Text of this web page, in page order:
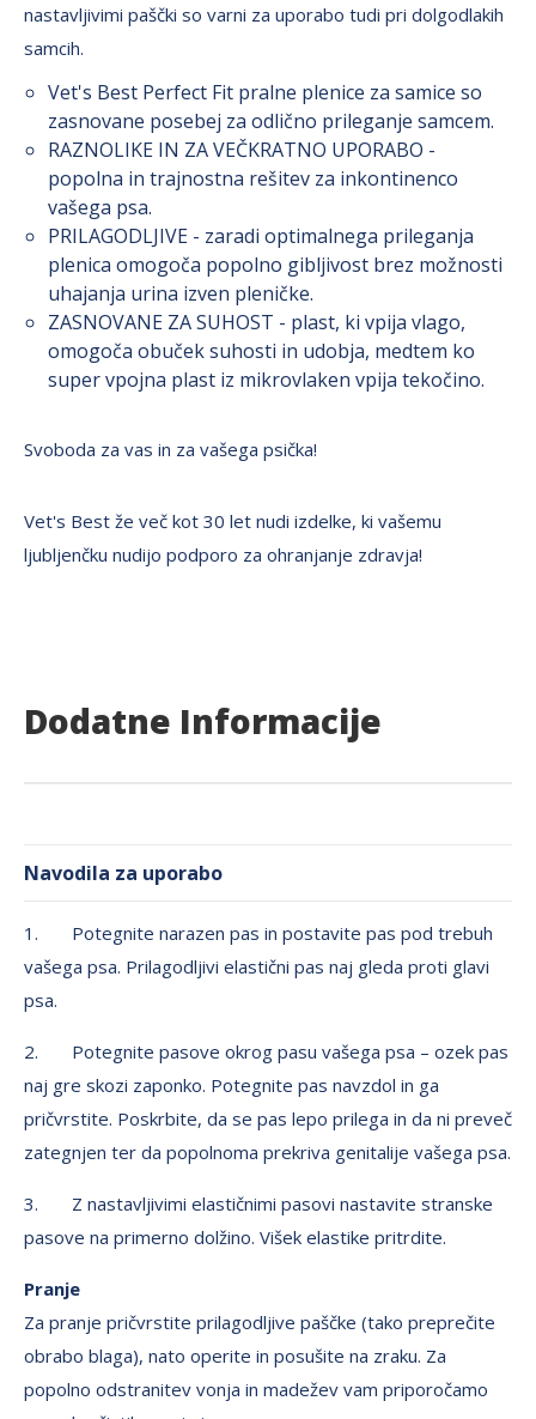
nastavljivimi paščki so varni za uporabo tudi pri dolgodlakih
samcih.
Vet's Best Perfect Fit pralne plenice za samice so
zasnovane posebej za odlično prileganje samcem.
RAZNOLIKE IN ZA VEČKRATNO UPORABO -
popolna in trajnostna rešitev za inkontinenco
vašega psa.
PRILAGODLJIVE - zaradi optimalnega prileganja
plenica omogoča popolno gibljivost brez možnosti
uhajanja urina izven pleničke.
ZASNOVANE ZA SUHOST - plast, ki vpija vlago,
omogoča obuček suhosti in udobja, medtem ko
super vpojna plast iz mikrovlaken vpija tekočino.
Svoboda za vas in za vašega psička!
Vet's Best že več kot 30 let nudi izdelke, ki vašemu
ljubljenčku nudijo podporo za ohranjanje zdravja!
Dodatne Informacije
Navodila za uporabo
1. Potegnite narazen pas in postavite pas pod trebuh
vašega psa. Prilagodljivi elastični pas naj gleda proti glavi
psa.
2. Potegnite pasove okrog pasu vašega psa – ozek pas
naj gre skozi zaponko. Potegnite pas navzdol in ga
pričvrstite. Poskrbite, da se pas lepo prilega in da ni preveč
zategnjen ter da popolnoma prekriva genitalije vašega psa.
3. Z nastavljivimi elastičnimi pasovi nastavite stranske
pasove na primerno dolžino. Višek elastike pritrdite.
Pranje
Za pranje pričvrstite prilagodljive paščke (tako preprečite
obrabo blaga), nato operite in posušite na zraku. Za
popolno odstranitev vonja in madežev vam priporočamo